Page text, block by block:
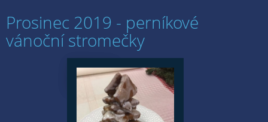
Prosinec 2019 - perníkové
vánoční stromečky